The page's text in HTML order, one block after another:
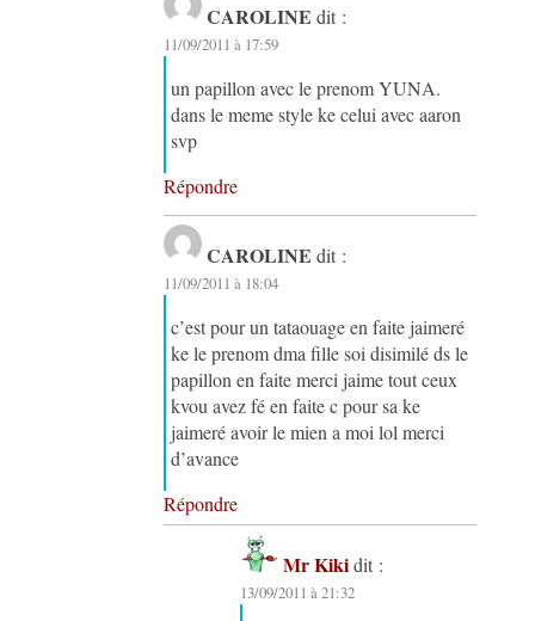
CAROLINE dit :
11/09/2011 à 17:59
un papillon avec le prenom YUNA.
dans le meme style ke celui avec aaron
svp
Répondre
CAROLINE dit :
11/09/2011 à 18:04
c’est pour un tataouage en faite jaimeré
ke le prenom dma fille soi disimilé ds le
papillon en faite merci jaime tout ceux
kvou avez fé en faite c pour sa ke
jaimeré avoir le mien a moi lol merci
d’avance
Répondre
Mr Kiki dit :
13/09/2011 à 21:32